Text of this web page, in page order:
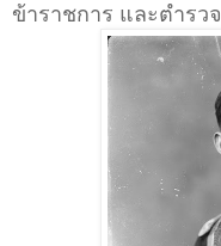
ข้าราชการ และตำรวจ